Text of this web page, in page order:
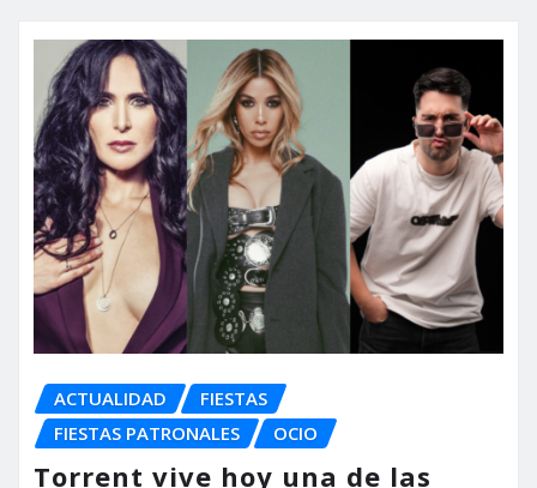
ACTUALIDAD
FIESTAS
FIESTAS PATRONALES
OCIO
Torrent vive hoy una de las